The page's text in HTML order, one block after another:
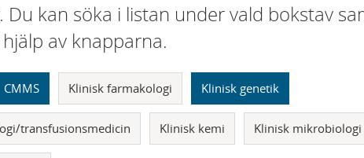
Du kan söka i listan under vald bokstav
av knapparna.
CMMS Klinisk farmakologi Klinisk genetik
transfusionsmedicin Klinisk kemi Klinisk mikrobiologi